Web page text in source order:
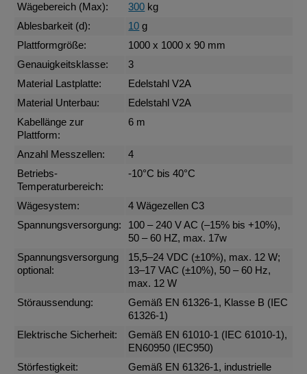
Wägebereich (Max):
300 kg
Ablesbarkeit (d):
10 g
Plattformgröße:
1000 x 1000 x 90 mm
Genauigkeitsklasse:
3
Material Lastplatte:
Edelstahl V2A
Material Unterbau:
Edelstahl V2A
Kabellänge zur
Plattform:
6 m
Anzahl Messzellen:
4
Betriebs-
Temperaturbereich:
-10°C bis 40°C
Wägesystem:
4 Wägezellen C3
Spannungsversorgung:
100 – 240 V AC (–15% bis +10%),
50 – 60 HZ, max. 17w
Spannungsversorgung
optional:
15,5–24 VDC (±10%), max. 12 W;
13–17 VAC (±10%), 50 – 60 Hz,
max. 12 W
Störaussendung:
Gemäß EN 61326-1, Klasse B (IEC
61326-1)
Elektrische Sicherheit:
Gemäß EN 61010-1 (IEC 61010-1),
EN60950 (IEC950)
Störfestigkeit:
Gemäß EN 61326-1, industrielle